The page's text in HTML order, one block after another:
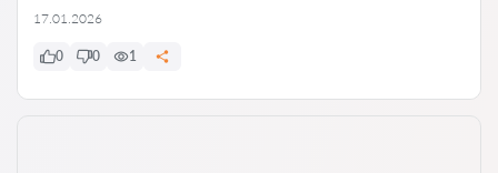
17.01.2026
0 0 1